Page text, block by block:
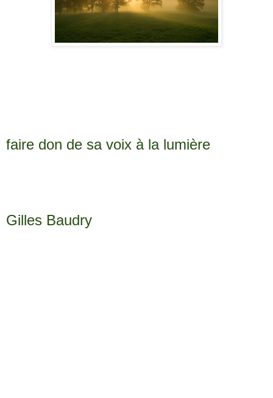
faire don de sa voix à la lumière
Gilles Baudry